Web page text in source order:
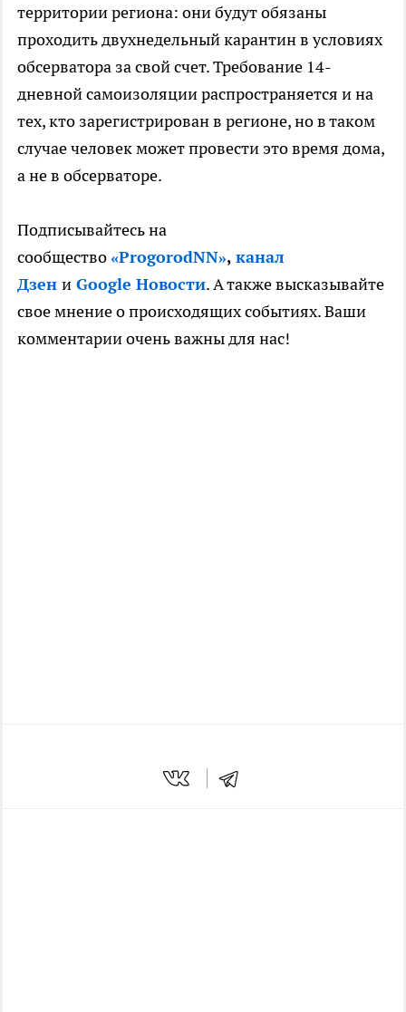
территории региона: они будут обязаны
проходить двухнедельный карантин в условиях
обсерватора за свой счет. Требование 14-
дневной самоизоляции распространяется и на
тех, кто зарегистрирован в регионе, но в таком
случае человек может провести это время дома,
а не в обсерваторе.
Подписывайтесь на
сообщество «ProgorodNN», канал
Дзен и Google Новости. А также высказывайте
свое мнение о происходящих событиях. Ваши
комментарии очень важны для нас!